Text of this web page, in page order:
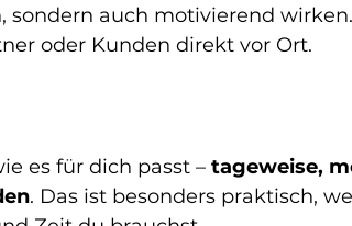
auch motivierend
oder Kunden direkt vor Ort.
es für dich passt – tageweise,
. Das ist besonders praktisch,